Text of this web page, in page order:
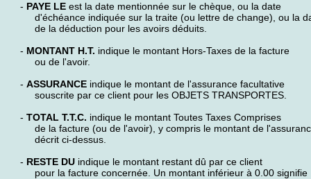
- PAYE LE est la date mentionnée sur le chèque, ou la date
d'échéance indiquée sur la traite (ou lettre de change), ou la
de la déduction pour les avoirs déduits.
- MONTANT H.T. indique le montant Hors-Taxes de la facture
ou de l'avoir.
- ASSURANCE indique le montant de l'assurance facultative
souscrite par ce client pour les OBJETS TRANSPORTES.
- TOTAL T.T.C. indique le montant Toutes Taxes Comprises
de la facture (ou de l'avoir), y compris le montant de
décrit ci-dessus.
- RESTE DU indique le montant restant dû par ce client
pour la facture concernée. Un montant inférieur à 0.00 signifie